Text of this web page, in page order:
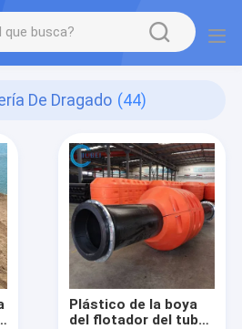
De Dragado (44)
Plástico de la boya
del flotador del tubo